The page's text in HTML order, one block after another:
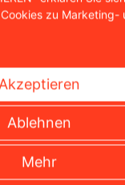
den
durch
auf die
Ist im
eine
von
zu Marketing-
Ablehnen
Mehr